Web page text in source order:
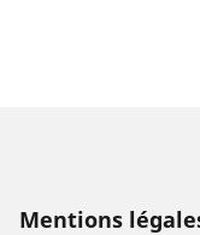
Mentions